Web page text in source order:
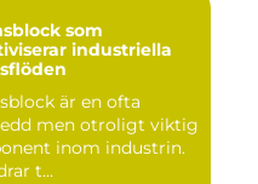
som
industriella
är en ofta
men otroligt viktig
inom industrin.
t...